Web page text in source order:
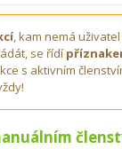
, kam nemá
se řídí
s aktivním